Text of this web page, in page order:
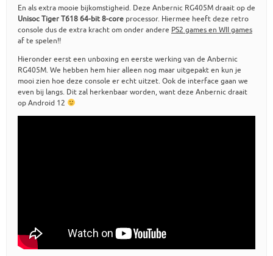
En als extra mooie bijkomstigheid. Deze Anbernic RG405M draait op de
Unisoc Tiger T618 64-bit 8-core processor. Hiermee heeft deze retro
console dus de extra kracht om onder andere PS2 games en WII games
af te spelen!!
Hieronder eerst een unboxing en eerste werking van de Anbernic
RG405M. We hebben hem hier alleen nog maar uitgepakt en kun je
mooi zien hoe deze console er echt uitzet. Ook de interface gaan we
even bij langs. Dit zal herkenbaar worden, want deze Anbernic draait
op Android 12